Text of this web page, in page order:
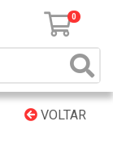
0
VOLTAR